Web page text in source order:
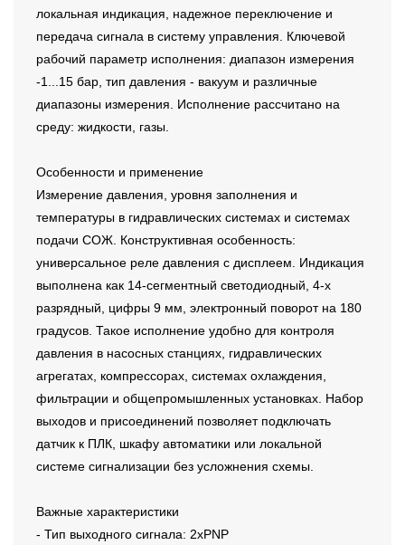
локальная индикация, надежное переключение и
передача сигнала в систему управления. Ключевой
рабочий параметр исполнения: диапазон измерения
-1...15 бар, тип давления - вакуум и различные
диапазоны измерения. Исполнение рассчитано на
среду: жидкости, газы.
Особенности и применение
Измерение давления, уровня заполнения и
температуры в гидравлических системах и системах
подачи СОЖ. Конструктивная особенность:
универсальное реле давления с дисплеем. Индикация
выполнена как 14-сегментный светодиодный, 4-х
разрядный, цифры 9 мм, электронный поворот на 180
градусов. Такое исполнение удобно для контроля
давления в насосных станциях, гидравлических
агрегатах, компрессорах, системах охлаждения,
фильтрации и общепромышленных установках. Набор
выходов и присоединений позволяет подключать
датчик к ПЛК, шкафу автоматики или локальной
системе сигнализации без усложнения схемы.
Важные характеристики
- Тип выходного сигнала: 2xPNP